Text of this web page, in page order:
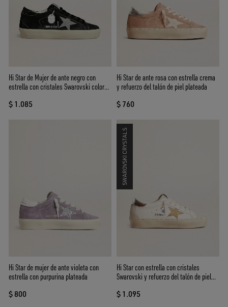
Hi Star de Mujer de ante negro con
estrella con cristales Swarovski color
$ 1.085
Hi Star de ante rosa con estrella crema
y refuerzo del talón de piel plateada
$ 760
Hi Star de mujer de ante violeta con
estrella con purpurina plateada
$ 800
SWAROVSKI CRYSTALS
Hi Star con estrella con cristales
Swarovski y refuerzo del talón de piel
$ 1.095